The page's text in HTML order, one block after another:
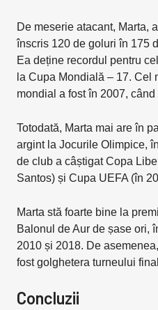
De meserie atacant, Marta,
înscris 120 de goluri în 175
Ea deține recordul pentru
la Cupa Mondială – 17. Cel
mondial a fost în 2007,
Totodată, Marta mai are în
argint la Jocurile Olimpice,
de club a câștigat Copa
Santos) și Cupa UEFA (în
Marta stă foarte bine la
Balonul de Aur de șase ori,
2010 și 2018. De
fost golghetera turneului
Concluzii